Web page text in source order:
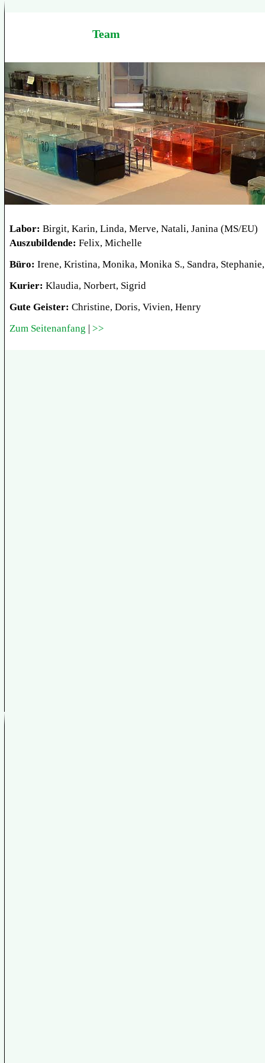
Team
Labor: Birgit, Karin, Linda, Merve, Natali, Janina (MS/EU)
Auszubildende: Felix, Michelle
Büro: Irene, Kristina, Monika, Monika S., Sandra,
Kurier: Klaudia, Norbert, Sigrid
Gute Geister: Christine, Doris, Vivien, Henry
Zum Seitenanfang | >>